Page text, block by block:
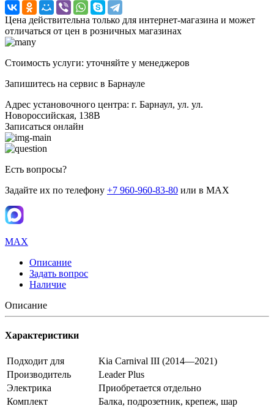
Цена действительна только для интернет-магазина и может
отличаться от цен в розничных магазинах
Стоимость услуги: уточняйте у менеджеров
Запишитесь на сервис в Барнауле
Адрес установочного центра: г. Барнаул, ул. ул.
Новороссийская, 138В
Записаться онлайн
Есть вопросы?
Задайте их по телефону +7 960-960-83-80 или в MAX
MAX
Описание
Задать вопрос
Наличие
Описание
Характеристики
Подходит для
Kia Carnival III (2014—2021)
Производитель
Leader Plus
Электрика
Приобретается отдельно
Комплект
Балка, подрозетник, крепеж, шар